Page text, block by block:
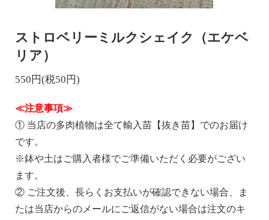
ストロベリーミルクシェイク（エケベ
リア）
550円(税50円)
≪注意事項≫
① 当店の多肉植物は全て輸入苗【抜き苗】でのお届け
です。
※鉢や土はご購入者様でご準備いただく必要がござい
ます。
② ご注文後、長らくお支払いが確認できない場合、ま
たは当店からのメールにご返信がない場合は注文のキ